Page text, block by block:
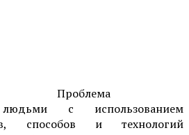
Проблема
людьми с использованием
способов и технологий